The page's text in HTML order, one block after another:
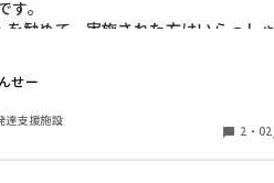
。
勧めて、実施された方はいらっしゃ
せー
達支援施設
2 ・